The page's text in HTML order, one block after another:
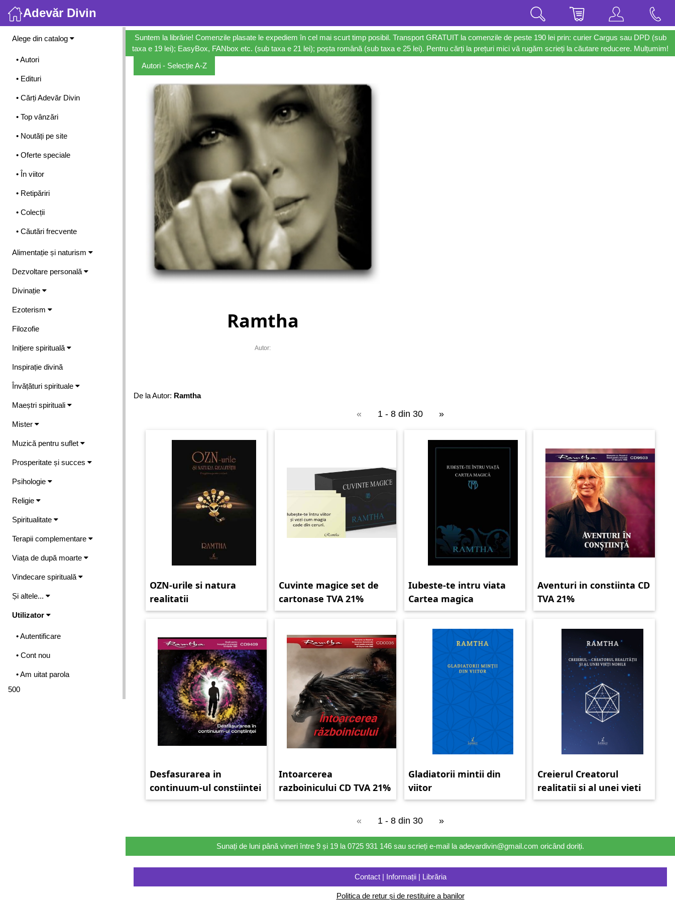
Adevăr Divin
Meniu
Alege din catalog
• Autori
• Edituri
• Cărți Adevăr Divin
• Top vânzări
• Noutăți pe site
• Oferte speciale
• În viitor
• Retipăriri
• Colecții
• Căutări frecvente
Alimentație și naturism
Dezvoltare personală
Divinație
Ezoterism
Filozofie
Inițiere spirituală
Inspirație divină
Învățături spirituale
Maeștri spirituali
Mister
Muzică pentru suflet
Prosperitate și succes
Psihologie
Religie
Spiritualitate
Terapii complementare
Viața de după moarte
Vindecare spirituală
Și altele...
Utilizator
• Autentificare
• Cont nou
• Am uitat parola
500
Suntem la librărie! Comenzile plasate le expediem în cel mai scurt timp posibil. Transport GRATUIT la comenzile de peste 190 lei prin: curier Cargus sau DPD (sub
taxa e 19 lei); EasyBox, FANbox etc. (sub taxa e 21 lei); poșta română (sub taxa e 25 lei). Pentru cărți la prețuri mici vă rugăm scrieți la căutare reducere. Mulțumim!
Autori - Selecție A-Z
Ramtha
Autor:
De la Autor: Ramtha
« 1 - 8 din 30 »
OZN-urile si natura
realitatii
Cuvinte magice set de
cartonase TVA 21%
Iubeste-te intru viata
Cartea magica
Aventuri in constiinta CD
TVA 21%
Desfasurarea in
continuum-ul constiintei
CD TVA 21%
Intoarcerea
razboinicului CD TVA 21%
Gladiatorii mintii din
viitor
Creierul Creatorul
realitatii si al unei vieti
nobile
« 1 - 8 din 30 »
Sunați de luni până vineri între 9 și 19 la 0725 931 146 sau scrieți e-mail la adevardivin@gmail.com oricând doriți.
Contact | Informații | Librăria
Politica de retur și de restituire a banilor